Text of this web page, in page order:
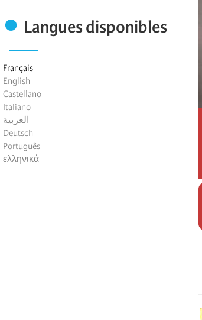
Langues disponibles
Français
English
Castellano
Italiano
العربية
Deutsch
Português
ελληνικά